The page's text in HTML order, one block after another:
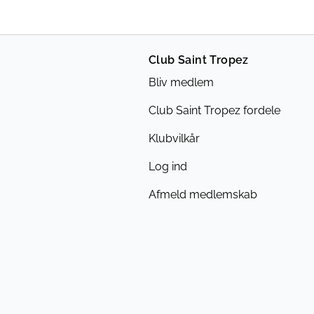
Club Saint Tropez
Bliv medlem
Club Saint Tropez fordele
Klubvilkår
Log ind
Afmeld medlemskab